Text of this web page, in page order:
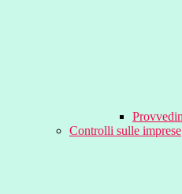
Controlli sulle imprese